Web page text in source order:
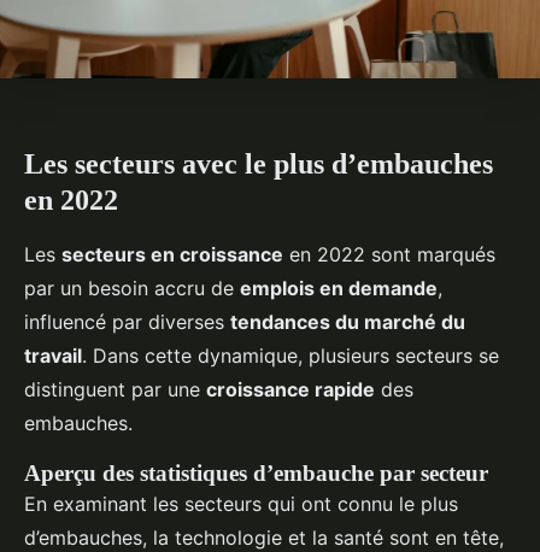
Les secteurs avec le plus d’embauches
en 2022
Les secteurs en croissance en 2022 sont marqués
par un besoin accru de emplois en demande,
influencé par diverses tendances du marché du
travail. Dans cette dynamique, plusieurs secteurs se
distinguent par une croissance rapide des
embauches.
Aperçu des statistiques d’embauche par secteur
En examinant les secteurs qui ont connu le plus
d’embauches, la technologie et la santé sont en tête,